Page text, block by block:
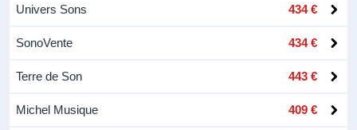
Univers Sons 434 €
SonoVente 434 €
Terre de Son 443 €
Michel Musique 409 €